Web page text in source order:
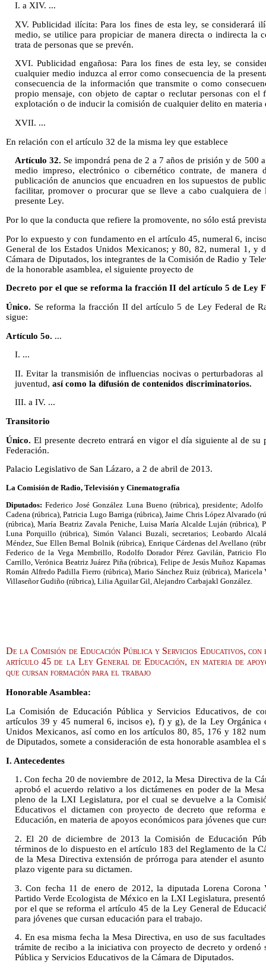
I. a XIV. ...
XV. Publicidad ilícita: Para los fines de esta ley, se considerará
medio, se utilice para propiciar de manera directa o indirecta la
trata de personas que se prevén.
XVI. Publicidad engañosa: Para los fines de esta ley, se
cualquier medio induzca al error como consecuencia de la
consecuencia de la información que transmite o como
propio mensaje, con objeto de captar o reclutar personas con
explotación o de inducir la comisión de cualquier delito en materia
XVII. ...
En relación con el artículo 32 de la misma ley que establece
Artículo 32. Se impondrá pena de 2 a 7 años de prisión y de 500
medio impreso, electrónico o cibernético contrate, de manera
publicación de anuncios que encuadren en los supuestos de
facilitar, promover o procurar que se lleve a cabo cualquiera de
presente Ley.
Por lo que la conducta que refiere la promovente, no sólo está
Por lo expuesto y con fundamento en el artículo 45, numeral 6,
General de los Estados Unidos Mexicanos; y 80, 82, numeral 1, y
Cámara de Diputados, los integrantes de la Comisión de Radio y
de la honorable asamblea, el siguiente proyecto de
Decreto por el que se reforma la fracción II del artículo 5 de Ley
Único. Se reforma la fracción II del artículo 5 de Ley Federal de
sigue:
Artículo 5o. ...
I. ...
II. Evitar la transmisión de influencias nocivas o perturbadoras
juventud, así como la difusión de contenidos discriminatorios.
III. a IV. ...
Transitorio
Único. El presente decreto entrará en vigor el día siguiente al de
Federación.
Palacio Legislativo de San Lázaro, a 2 de abril de 2013.
La Comisión de Radio, Televisión y Cinematografía
Diputados:Federico José González Luna Bueno (rúbrica), presidente;
Cadena (rúbrica), Patricia Lugo Barriga (rúbrica), Jaime Chris López Alvarado
(rúbrica), María Beatriz Zavala Peniche, Luisa María Alcalde Luján (rúbrica),
Luna Porquillo (rúbrica), Simón Valanci Buzali, secretarios; Leobardo
Méndez, Sue Ellen Bernal Bolnik (rúbrica), Enrique Cárdenas del Avellano
Federico de la Vega Membrillo, Rodolfo Dorador Pérez Gavilán, Patricio
Carrillo, Verónica Beatriz Juárez Piña (rúbrica), Felipe de Jesús Muñoz
Román Alfredo Padilla Fierro (rúbrica), Mario Sánchez Ruiz (rúbrica), Maricela
Villaseñor Gudiño (rúbrica), Lilia Aguilar Gil, Alejandro Carbajakl González.
De la Comisión de Educación Pública y Servicios Educativos,
artículo 45 de la Ley General de Educación, en materia de
que cursan formación para el trabajo
Honorable Asamblea:
La Comisión de Educación Pública y Servicios Educativos, de
artículos 39 y 45 numeral 6, incisos e), f) y g), de la Ley Orgánica
Unidos Mexicanos, así como en los artículos 80, 85, 176 y 182
de Diputados, somete a consideración de esta honorable asamblea el
I. Antecedentes
1. Con fecha 20 de noviembre de 2012, la Mesa Directiva de la
aprobó el acuerdo relativo a los dictámenes en poder de la
pleno de la LXI Legislatura, por el cual se devuelve a la
Educativos el dictamen con proyecto de decreto que
Educación, en materia de apoyos económicos para jóvenes que
2. El 20 de diciembre de 2013 la Comisión de Educación
términos de lo dispuesto en el artículo 183 del Reglamento de la
de la Mesa Directiva extensión de prórroga para atender el
plazo vigente para su dictamen.
3. Con fecha 11 de enero de 2012, la diputada Lorena Corona
Partido Verde Ecologista de México en la LXI Legislatura,
por el que se reforma el artículo 45 de la Ley General de
para jóvenes que cursan educación para el trabajo.
4. En esa misma fecha la Mesa Directiva, en uso de sus
trámite de recibo a la iniciativa con proyecto de decreto y
Pública y Servicios Educativos de la Cámara de Diputados.